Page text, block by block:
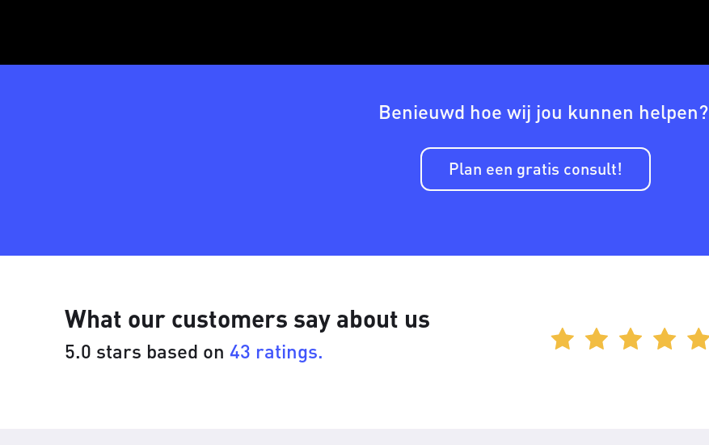
Benieuwd hoe wij jou kunnen helpen?
Plan een gratis consult!
What our customers say about us
5.0 stars based on 43 ratings.